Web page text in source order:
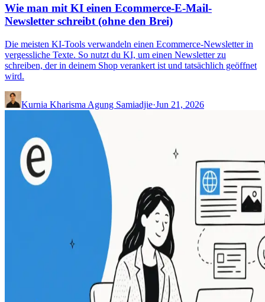
Wie man mit KI einen Ecommerce-E-Mail-
Newsletter schreibt (ohne den Brei)
Die meisten KI-Tools verwandeln einen Ecommerce-Newsletter in
vergessliche Texte. So nutzt du KI, um einen Newsletter zu
schreiben, der in deinem Shop verankert ist und tatsächlich geöffnet
wird.
Kurnia Kharisma Agung Samiadjie·Jun 21, 2026